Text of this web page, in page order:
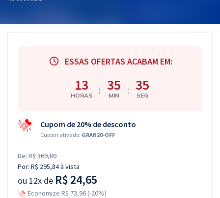
ESSAS OFERTAS ACABAM EM:
13
HORAS : 35
MIN : 34
SEG
Cupom de 20% de desconto
Cupom ativado: GRAN20-OFF
De: R$ 369,80
Por: R$ 295,84à vista
ou 12x de R$ 24,65
Economize R$ 73,96 (-20%)